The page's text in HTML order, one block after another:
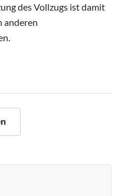
des Vollzugs ist damit
anderen